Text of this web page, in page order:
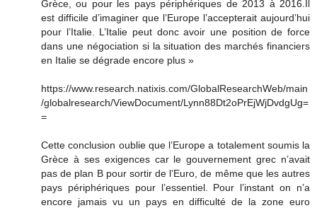
Grèce, ou pour les pays périphériques de 2013 à 2016.Il
est difficile d’imaginer que l’Europe l’accepterait aujourd’hui
pour l’Italie. L’Italie peut donc avoir une position de force
dans une négociation si la situation des marchés financiers
en Italie se dégrade encore plus »
https://www.research.natixis.com/GlobalResearchWeb/main
/globalresearch/ViewDocument/Lynn88Dt2oPrEjWjDvdgUg=
=
Cette conclusion oublie que l’Europe a totalement soumis la
Grèce à ses exigences car le gouvernement grec n’avait
pas de plan B pour sortir de l’Euro, de même que les autres
pays périphériques pour l’essentiel. Pour l’instant on n’a
encore jamais vu un pays en difficulté de la zone euro